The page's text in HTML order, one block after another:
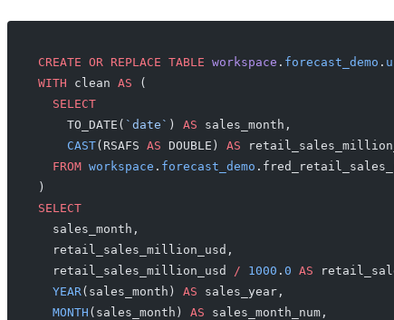
CREATE OR REPLACE TABLE workspace . forecast_demo .
WITH clean AS (
  SELECT
    TO_DATE(
`date` ) AS sales_month,
    CAST
(RSAFS AS DOUBLE) AS
  FROM
workspace . forecast_demo
)
SELECT
  sales_month,
  retail_sales_million_usd,
  retail_sales_million_usd
/ 1000 . 0 AS
  YEAR
(sales_month) AS sales_year,
  MONTH
(sales_month) AS sales_month_num,